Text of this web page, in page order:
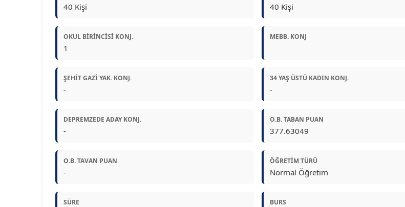
40 Kişi 40 Kişi
OKUL BIRINCISI KONJ.
1
MEBB. KONJ
ŞEHIT GAZI YAK. KONJ.
-
34 YAŞ ÜSTÜ KADIN KONJ.
-
DEPREMZEDE ADAY KONJ.
-
O.B. TABAN PUAN
377.63049
O.B. TAVAN PUAN
-
ÖĞRETIM TÜRÜ
Normal Öğretim
SÜRE BURS